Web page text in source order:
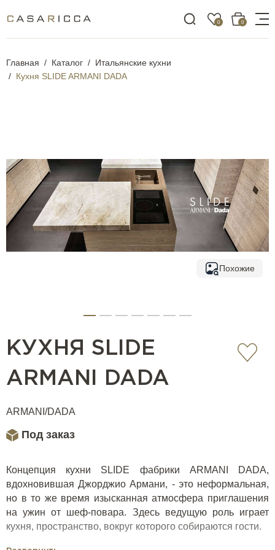
0 0
Главная Каталог
Итальянские кухни
Кухня SLIDE ARMANI DADA
Похожие
КУХНЯ SLIDE
ARMANI DADA
ARMANI/DADA
Под заказ
Концепция кухни SLIDE фабрики ARMANI DADA,
вдохновившая Джорджио Армани, - это неформальная,
но в то же время изысканная атмосфера приглашения
на ужин от шеф-повара. Здесь ведущую роль играет
кухня, пространство, вокруг которого собираются гости.